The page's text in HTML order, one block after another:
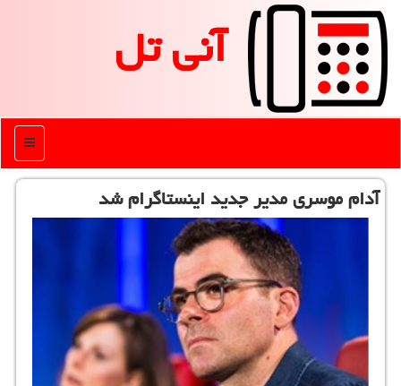
آنی تل
منو
آدام موسری مدیر جدید اینستاگرام شد